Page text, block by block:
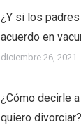
¿Y si los
acuerdo en
diciembre 26, 2021
¿Cómo decirle
quiero